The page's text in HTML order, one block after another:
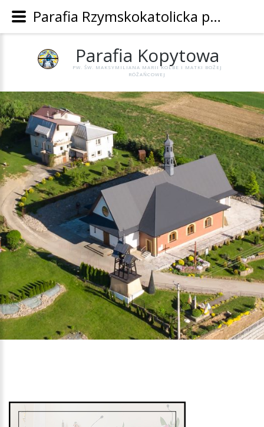
Parafia Kopytowa
PW. ŚW. MAKSYMILIANA MARII KOLBE I MATKI BOŻEJ
RÓŻAŃCOWEJ
Parafia Rzymskokatolicka pw. Św. Maksymiliana Marii Kolbe i Matki Bożej Różańcowej w Kopytowej - Parafia Kopytowa